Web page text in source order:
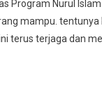
Program Nurul
mampu. tentunya
terus terjaga dan